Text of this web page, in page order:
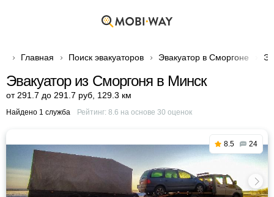
Главная Поиск эвакуаторов Эвакуатор в Сморгоне
Эвакуатор из Сморгоня в Минск
от 291.7 до 291.7 руб 129.3 км
Найдено 1 служба Рейтинг: 8.6 на основе 30 оценок
8.5 24